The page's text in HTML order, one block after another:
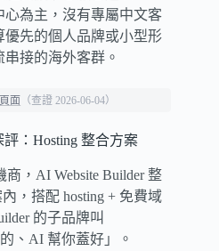
為主，沒有專屬中文客
先的個人品牌或小型形
接的海外客群。
面 （查證 2026-06-04）
評：Hosting 整合方案
，AI Website Builder 整
，搭配 hosting + 免費域
的子品牌叫
、AI 幫你蓋好」。